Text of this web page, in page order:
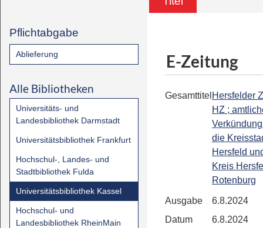
Pflichtabgabe
Ablieferung
Alle Bibliotheken
Universitäts- und
Landesbibliothek Darmstadt
Universitätsbibliothek Frankfurt
Hochschul-, Landes- und
Stadtbibliothek Fulda
Universitätsbibliothek Kassel
Hochschul- und
Landesbibliothek RheinMain
E-Zeitung
Gesamttitel Hersfelder
HZ ;
die
Hersfeld
Kreis
Rotenburg
Ausgabe
6.8.2024
Datum
6.8.2024